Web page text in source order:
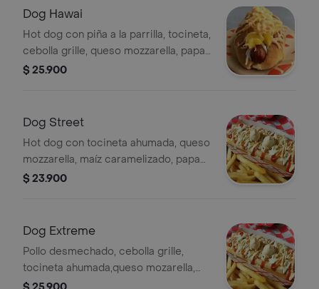
Dog Hawai
Hot dog con piña a la parrilla, tocineta,
cebolla grille, queso mozzarella, papa
perro y salsa especial. Incluye papas
$ 25.900
Dog Street
Hot dog con tocineta ahumada, queso
mozzarella, maíz caramelizado, papa
triturada y salsa de la casa. Incluye
$ 23.900
Dog Extreme
Pollo desmechado, cebolla grille,
tocineta ahumada,queso mozarella,
papa perro, salsa de la casa. papa a la